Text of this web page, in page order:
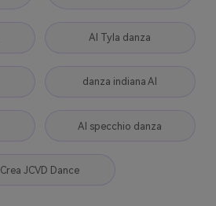
AI Tyla danza
danza indiana AI
AI specchio danza
Crea JCVD Dance